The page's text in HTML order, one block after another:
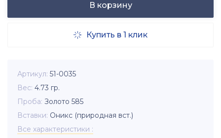
В корзину
 Купить в 1 клик
Артикул 51-0035
Вес 4.73 гр.
Проба Золото 585
Вставки Оникс (природная вст.)
Все характеристики